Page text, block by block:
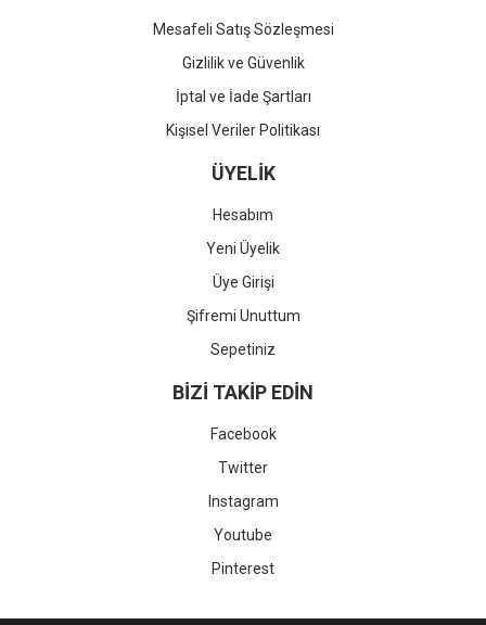
Mesafeli Satış Sözleşmesi
Gizlilik ve Güvenlik
İptal ve İade Şartları
Kişisel Veriler Politikası
ÜYELİK
Hesabım
Yeni Üyelik
Üye Girişi
Şifremi Unuttum
Sepetiniz
BİZİ TAKİP EDİN
Facebook
Twitter
Instagram
Youtube
Pinterest